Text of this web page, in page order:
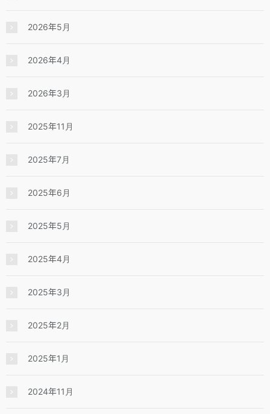
2026年5月
2026年4月
2026年3月
2025年11月
2025年7月
2025年6月
2025年5月
2025年4月
2025年3月
2025年2月
2025年1月
2024年11月